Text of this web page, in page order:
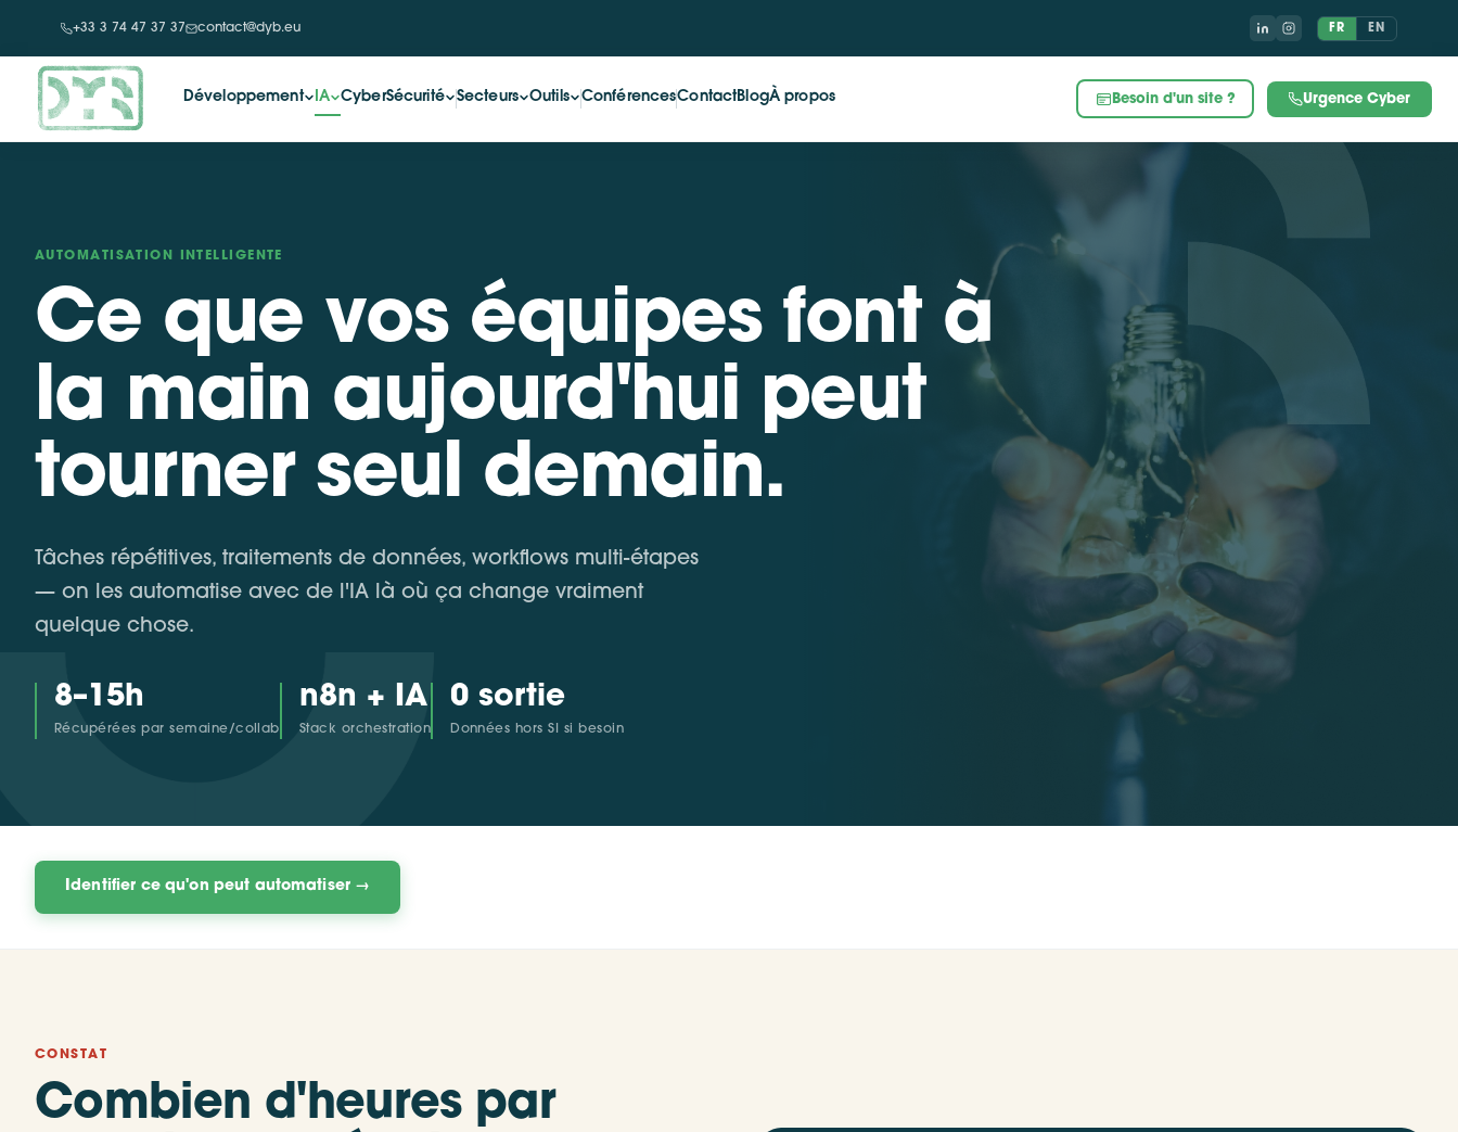
+33 3 74 47 37 37 contact@dyb.eu FR EN
Développement IA CyberSécurité Secteurs Outils ConférencesContactBlogÀ propos Besoin d'un site ? Urgence Cyber
AUTOMATISATION INTELLIGENTE
Ce que vos équipes font à
la main aujourd'hui peut
tourner seul demain.
Tâches répétitives, traitements de données, workflows multi-étapes
— on les automatise avec de l'IA là où ça change vraiment
quelque chose.
8–15h
Récupérées par semaine/collab
n8n + IA
Stack orchestration
0 sortie
Données hors SI si besoin
Identifier ce qu'on peut automatiser →
CONSTAT
Combien d'heures par